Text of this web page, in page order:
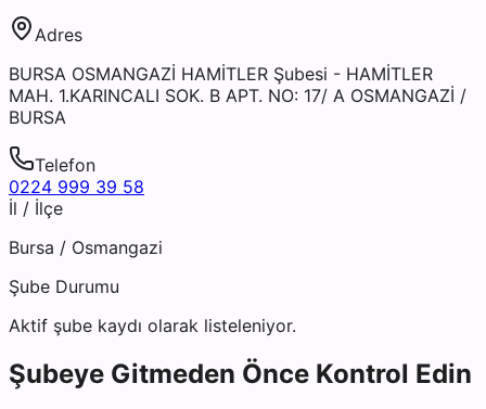
Adres
BURSA OSMANGAZİ HAMİTLER Şubesi - HAMİTLER
MAH. 1.KARINCALI SOK. B APT. NO: 17/ A OSMANGAZİ /
BURSA
Telefon
0224 999 39 58
İl / İlçe
Bursa / Osmangazi
Şube Durumu
Aktif şube kaydı olarak listeleniyor.
Şubeye Gitmeden Önce Kontrol Edin